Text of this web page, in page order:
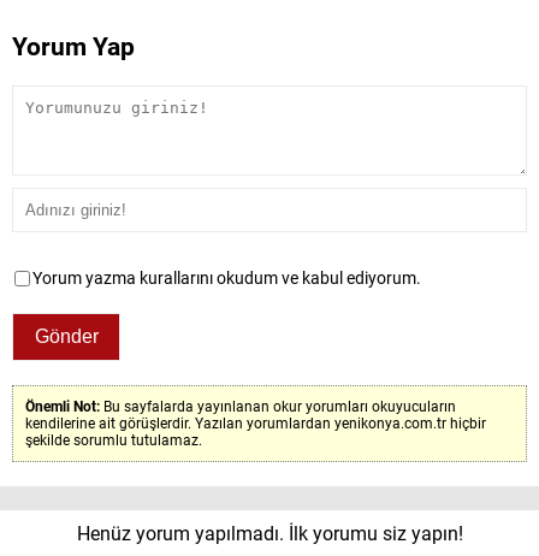
Yorum Yap
Yorum yazma kurallarını okudum ve kabul ediyorum.
Önemli Not: Bu sayfalarda yayınlanan okur yorumları okuyucuların
kendilerine ait görüşlerdir. Yazılan yorumlardan yenikonya.com.tr hiçbir
şekilde sorumlu tutulamaz.
Henüz yorum yapılmadı. İlk yorumu siz yapın!